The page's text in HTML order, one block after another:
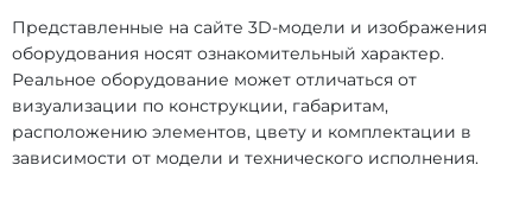
Представленные на сайте 3D-модели и изображения
оборудования носят ознакомительный характер.
Реальное оборудование может отличаться от
визуализации по конструкции, габаритам,
расположению элементов, цвету и комплектации в
зависимости от модели и технического исполнения.